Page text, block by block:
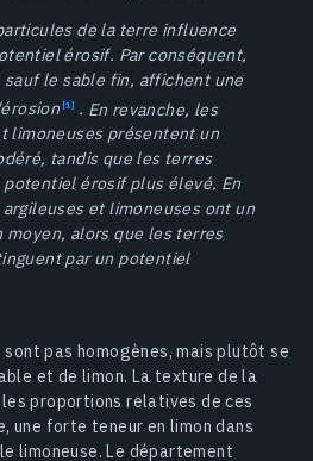
de la terre influence
érosif. Par conséquent,
le sable fin, affichent une
. En revanche, les
limoneuses présentent un
tandis que les terres
érosif plus élevé. En
et limoneuses ont un
moyen, alors que les terres
par un potentiel
pas homogènes, mais plutôt se
et de limon. La texture de la
proportions relatives de ces
une forte teneur en limon dans
limoneuse. Le département